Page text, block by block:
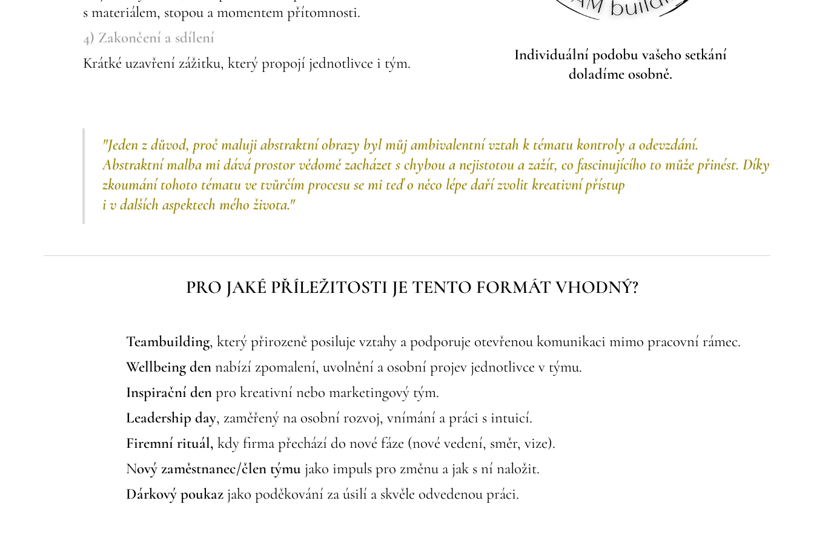
s materiálem, stopou a momentem přítomnosti.
4) Zakončení a sdílení
Krátké uzavření zážitku, který propojí jednotlivce i tým.
Individuální podobu vašeho setkání
doladíme osobně.
"Jeden z důvod, proč maluji abstraktní obrazy byl můj ambivalentní vztah k tématu kontroly a odevzdání.
Abstraktní malba mi dává prostor vědomě zacházet s chybou a nejistotou a zažít, co fascinujícího to může přinést. Díky
zkoumání tohoto tématu ve tvůrčím procesu se mi teď o něco lépe daří zvolit kreativní přístup
i v dalších aspektech mého života."
PRO JAKÉ PŘÍLEŽITOSTI JE TENTO FORMÁT VHODNÝ?
Teambuilding, který přirozeně posiluje vztahy a podporuje otevřenou komunikaci mimo pracovní rámec.
💡Wellbeing den nabízí zpomalení, uvolnění a osobní projev jednotlivce v týmu.
Inspirační den pro kreativní nebo marketingový tým.
Leadership day, zaměřený na osobní rozvoj, vnímání a práci s intuicí.
Firemní rituál, kdy firma přechází do nové fáze (nové vedení, směr, vize).
💡 Nový zaměstnanec/člen týmujako impuls pro změnu a jak s ní naložit.
Dárkový poukaz jako poděkování za úsilí a skvěle odvedenou práci.